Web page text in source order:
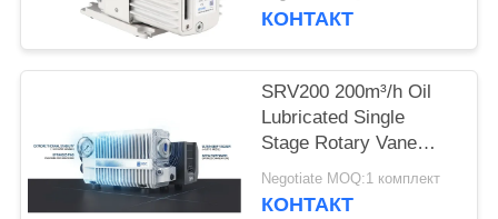
KW силы DRV16
КОНТАКТ
SRV200 200m³/h Oil
Lubricated Single
Stage Rotary Vane
Vacuum Pump for
Industrial Vacuum
Negotiate MOQ:1 комплект
КОНТАКТ